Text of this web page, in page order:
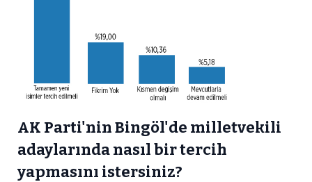
AK Parti'nin Bingöl'de milletvekili
adaylarında nasıl bir tercih
yapmasını istersiniz?